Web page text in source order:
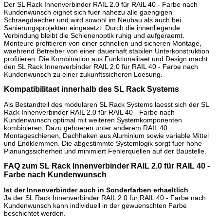
Der SL Rack Innenverbinder RAIL 2.0 für RAIL 40 - Farbe nach
Kundenwunsch eignet sich fuer nahezu alle gaengigen
Schraegdaecher und wird sowohl im Neubau als auch bei
Sanierungsprojekten eingesetzt. Durch die innenliegende
Verbindung bleibt die Schienenoptik ruhig und aufgeraemt.
Monteure profitieren von einer schnellen und sicheren Montage,
waehrend Betreiber von einer dauerhaft stabilen Unterkonstruktion
profitieren. Die Kombination aus Funktionalitaet und Design macht
den SL Rack Innenverbinder RAIL 2.0 für RAIL 40 - Farbe nach
Kundenwunsch zu einer zukunftssicheren Loesung.
Kompatibilitaet innerhalb des SL Rack Systems
Als Bestandteil des modularen SL Rack Systems laesst sich der SL
Rack Innenverbinder RAIL 2.0 für RAIL 40 - Farbe nach
Kundenwunsch optimal mit weiteren Systemkomponenten
kombinieren. Dazu gehoeren unter anderem RAIL 40
Montageschienen, Dachhaken aus Aluminium sowie variable Mittel
und Endklemmen. Die abgestimmte Systemlogik sorgt fuer hohe
Planungssicherheit und minimiert Fehlerquellen auf der Baustelle.
FAQ zum SL Rack Innenverbinder RAIL 2.0 für RAIL 40 -
Farbe nach Kundenwunsch
Ist der Innenverbinder auch in Sonderfarben erhaeltlich
Ja der SL Rack Innenverbinder RAIL 2.0 für RAIL 40 - Farbe nach
Kundenwunsch kann individuell in der gewuenschten Farbe
beschichtet werden.